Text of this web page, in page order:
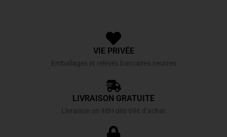
VIE PRIVÉE
Emballages et relevés bancaires neutres
LIVRAISON GRATUITE
Livraison en 48H dès 69€ d’achat